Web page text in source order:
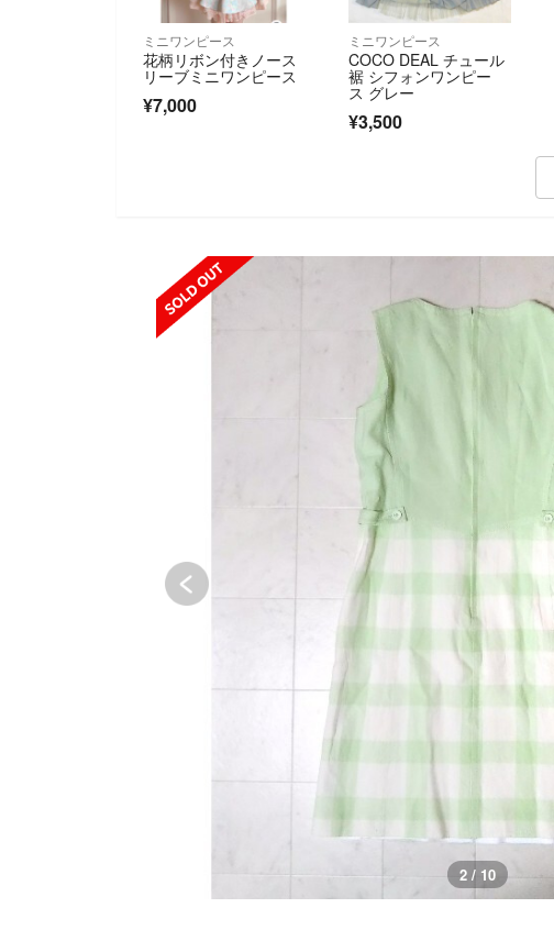
ミニワンピース
花柄リボン付きノース
リーブミニワンピース
¥7,000
ミニワンピース
COCO DEAL チュール
裾 シフォンワンピー
ス グレー
¥3,500
2 / 10